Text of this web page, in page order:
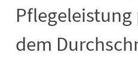
dem